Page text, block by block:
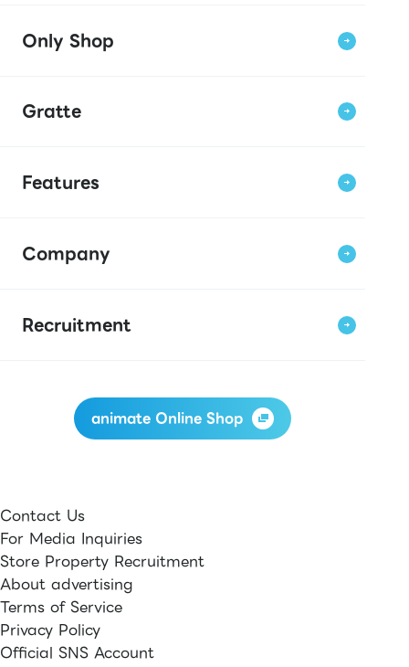
Only Shop
Gratte
Features
Company
Recruitment
animate Online Shop
Contact Us
For Media Inquiries
Store Property Recruitment
About advertising
Terms of Service
Privacy Policy
Official SNS Account